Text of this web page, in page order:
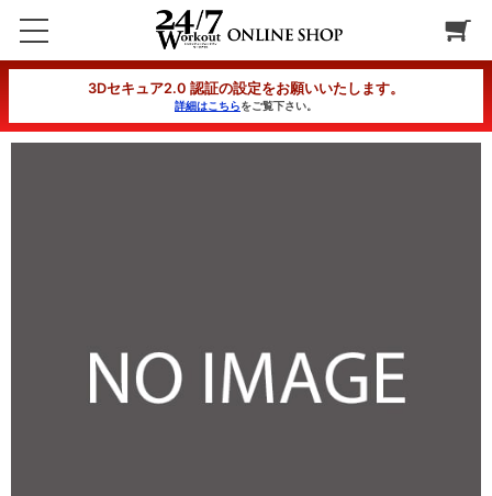
【延長】オンラインスタンダードコース 2ヶ月延長 週2回プラン
3Dセキュア2.0 認証の設定をお願いいたします。
詳細はこちらをご覧下さい。